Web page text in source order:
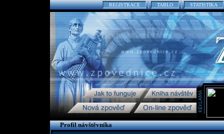
REGISTRACE TABLO STATISTIKA
Profil návštěvníka